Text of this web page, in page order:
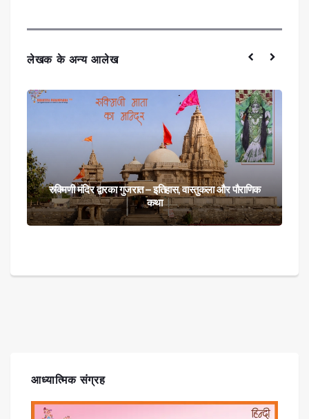
लेखक के अन्य आलेख
रुक्मिणी मंदिर द्वारका गुजरात – इतिहास, वास्तुकला और पौराणिक
कथा
आध्यात्मिक संग्रह